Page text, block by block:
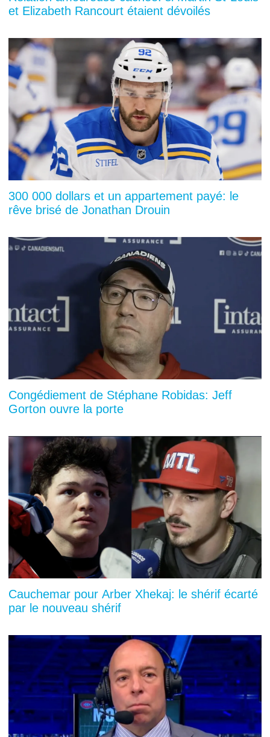
et Elizabeth Rancourt étaient dévoilés
300 000 dollars et un appartement payé: le
rêve brisé de Jonathan Drouin
Congédiement de Stéphane Robidas: Jeff
Gorton ouvre la porte
Cauchemar pour Arber Xhekaj: le shérif écarté
par le nouveau shérif